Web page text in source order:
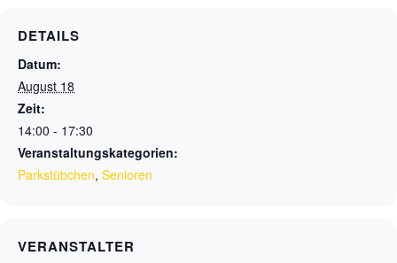
DETAILS
Datum:
August 18
Zeit:
14:00 - 17:30
Veranstaltungskategorien:
Parkstübchen, Senioren
VERANSTALTER